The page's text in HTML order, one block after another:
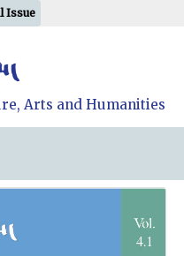
Issue
Arts and Humanities